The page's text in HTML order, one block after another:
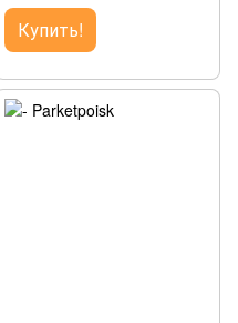
Купить!